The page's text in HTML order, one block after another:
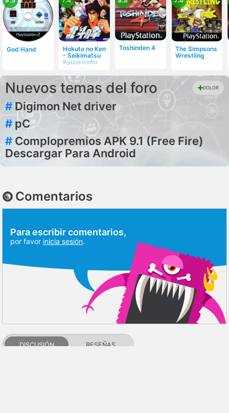
God Hand
Hokuto no Ken
- Seikimatsu
Kyuuseishu
Densetsu
Toshinden 4
The Simpsons
Wrestling
Nuevos temas del foro DOLOR
# Digimon Net driver
# pC
# Complopremios APK 9.1 (Free Fire)
Descargar Para Android
Comentarios
Para escribir comentarios,
por favor inicia sesión.
DISCUSIÓN RESEÑAS